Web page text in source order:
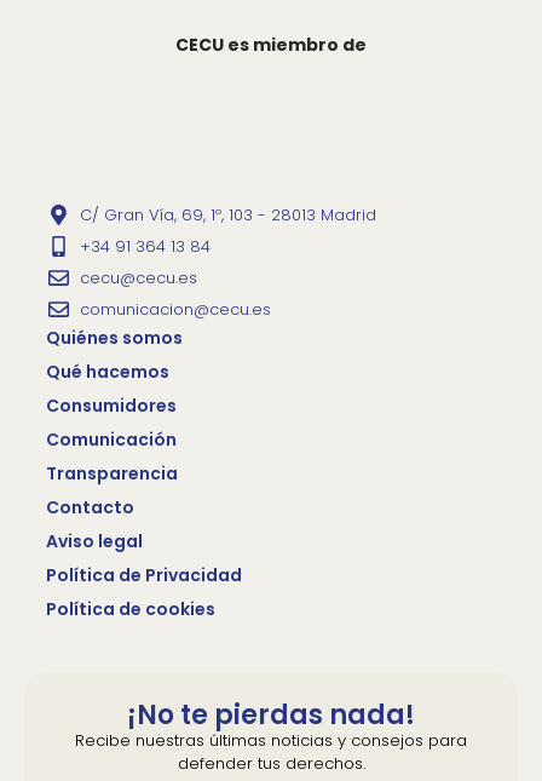
CECU es miembro de
C/ Gran Vía, 69, 1º, 103 - 28013 Madrid
+34 91 364 13 84
cecu@cecu.es
comunicacion@cecu.es
Quiénes somos
Qué hacemos
Consumidores
Comunicación
Transparencia
Contacto
Aviso legal
Política de Privacidad
Política de cookies
¡No te pierdas nada!
Recibe nuestras últimas noticias y consejos para
defender tus derechos.